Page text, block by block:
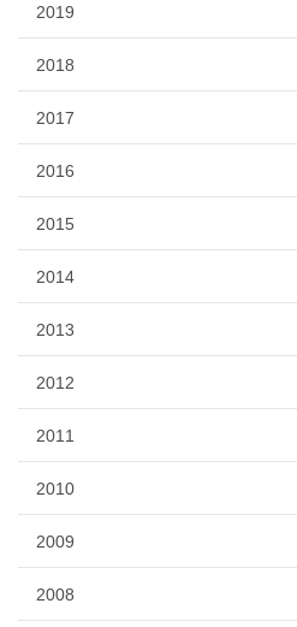
2019
2018
2017
2016
2015
2014
2013
2012
2011
2010
2009
2008